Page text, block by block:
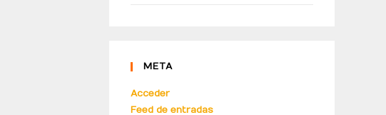
META
Acceder
Feed de entradas